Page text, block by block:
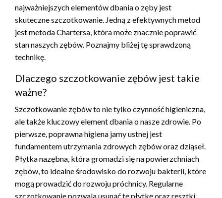
najważniejszych elementów dbania o zęby jest
skuteczne szczotkowanie. Jedną z efektywnych metod
jest metoda Chartersa, która może znacznie poprawić
stan naszych zębów. Poznajmy bliżej tę sprawdzoną
technikę.
Dlaczego szczotkowanie zębów jest takie
ważne?
Szczotkowanie zębów to nie tylko czynność higieniczna,
ale także kluczowy element dbania o nasze zdrowie. Po
pierwsze, poprawna higiena jamy ustnej jest
fundamentem utrzymania zdrowych zębów oraz dziąseł.
Płytka nazębna, która gromadzi się na powierzchniach
zębów, to idealne środowisko do rozwoju bakterii, które
mogą prowadzić do rozwoju próchnicy. Regularne
szczotkowanie pozwala usunąć tę płytkę oraz resztki